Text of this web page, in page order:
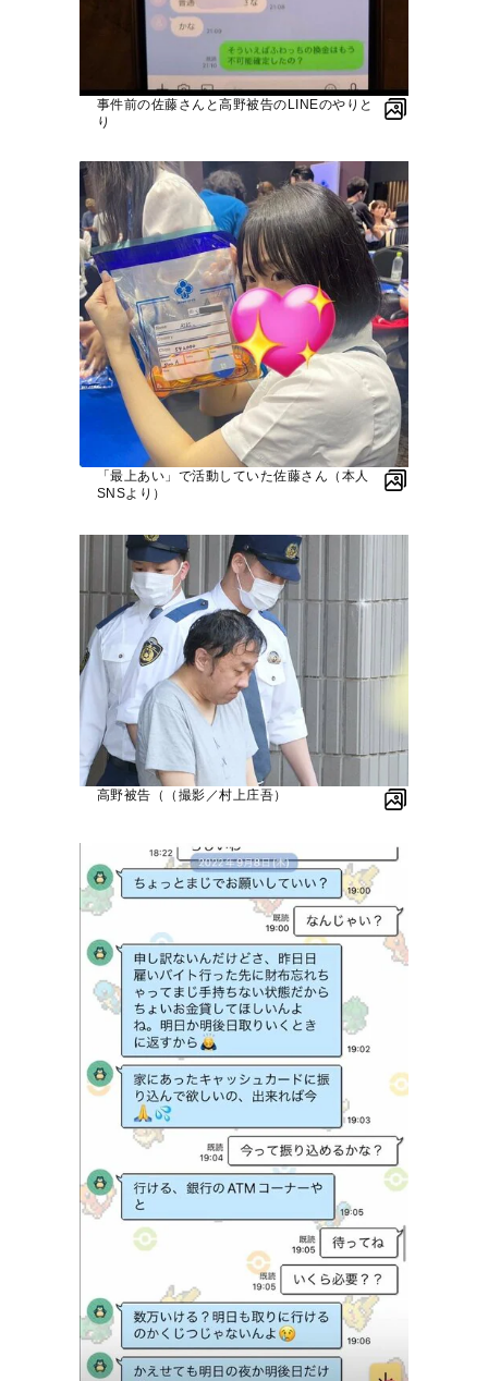
事件前の佐藤さんと高野被告のLINEのやりと
り
「最上あい」で活動していた佐藤さん（本人
SNSより）
高野被告（（撮影／村上庄吾）